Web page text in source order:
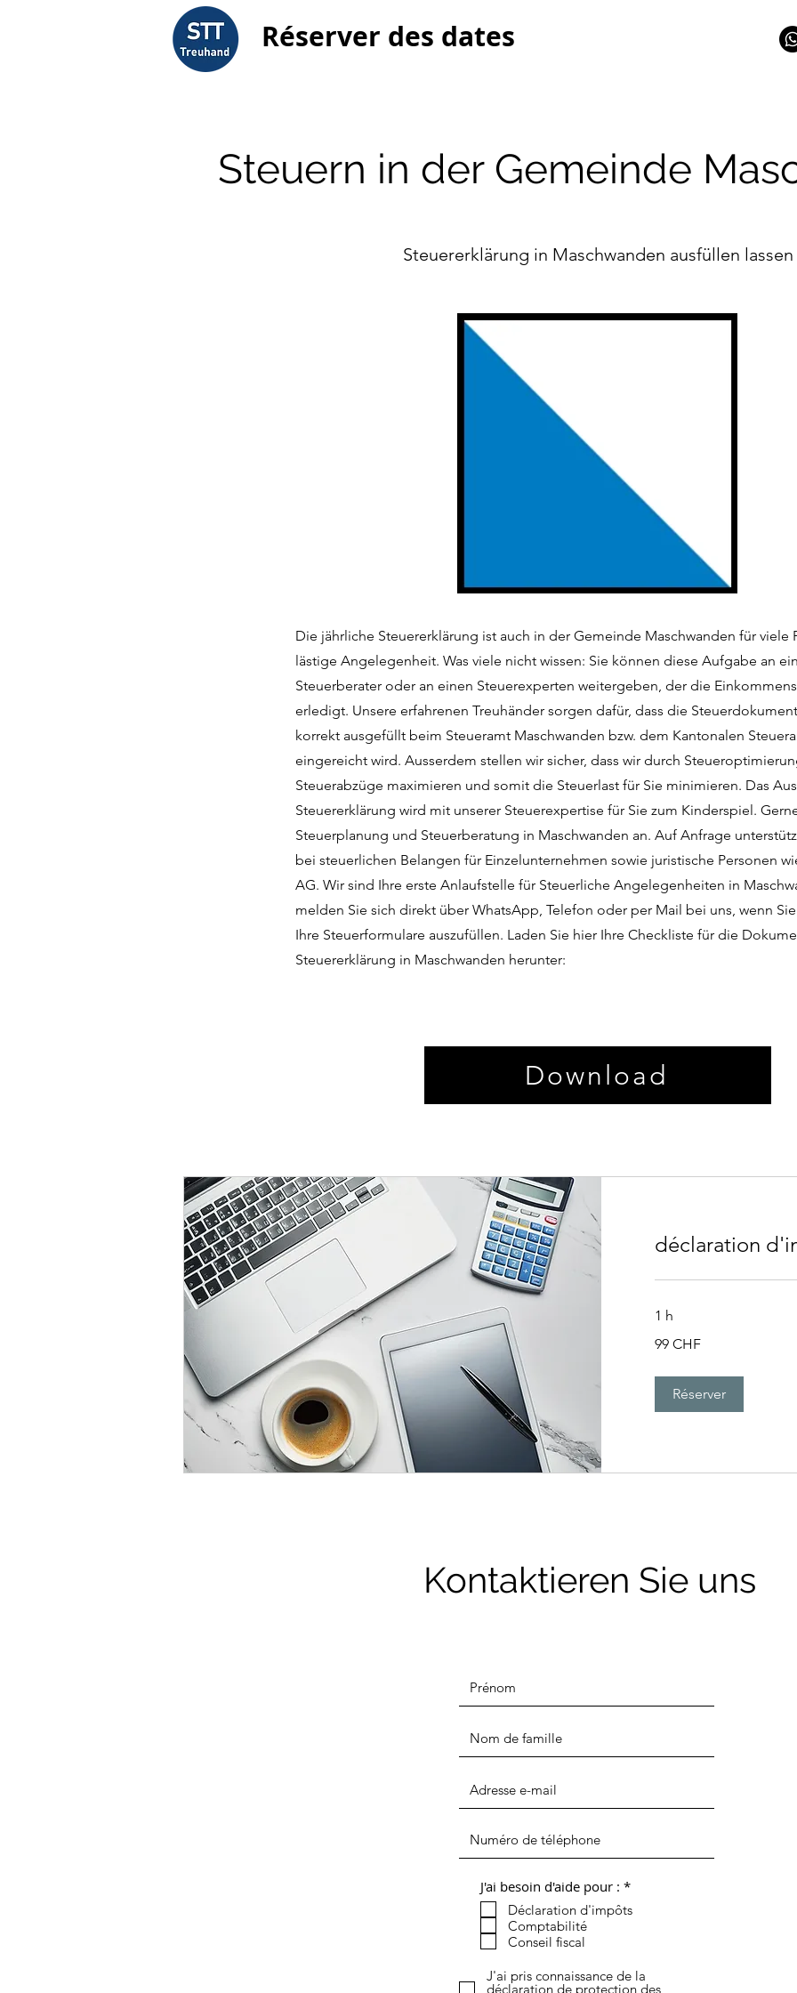
Réserver des dates
Steuern in der Gemeinde
Steuererklärung in Maschwanden ausfüllen lassen
Die jährliche Steuererklärung ist auch in der Gemeinde Maschwanden für viele
lästige Angelegenheit. Was viele nicht wissen: Sie können diese Aufgabe an
Steuerberater oder an einen Steuerexperten weitergeben, der die
erledigt. Unsere erfahrenen Treuhänder sorgen dafür, dass die
korrekt ausgefüllt beim Steueramt Maschwanden bzw. dem Kantonalen
eingereicht wird. Ausserdem stellen wir sicher, dass wir durch
Steuerabzüge maximieren und somit die Steuerlast für Sie minimieren. Das
Steuererklärung wird mit unserer Steuerexpertise für Sie zum Kinderspiel.
Steuerplanung und Steuerberatung in Maschwanden an. Auf Anfrage
bei steuerlichen Belangen für Einzelunternehmen sowie juristische Personen
AG. Wir sind Ihre erste Anlaufstelle für Steuerliche Angelegenheiten in
melden Sie sich direkt über WhatsApp, Telefon oder per Mail bei uns, wenn
Ihre Steuerformulare auszufüllen. Laden Sie hier Ihre Checkliste für die
Steuererklärung in Maschwanden herunter:
Download
déclaration
1 h
francs
99 CHF
Réserver
Kontaktieren Sie uns
J'ai besoin d'aide pour : *O
l
o
Déclaration d'impôts
Comptabilité
Conseil fiscal
J'ai pris connaissance de la
déclaration de protection des